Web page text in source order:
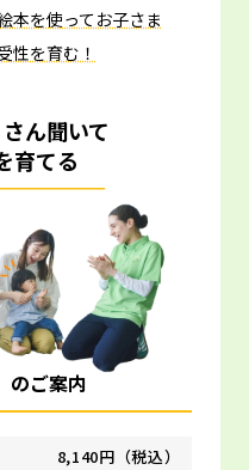
本を使ってお子さま
性を育む！
ん聞いて
育てる
のご案内
8,140円（税込）